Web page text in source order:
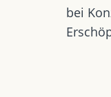
bei